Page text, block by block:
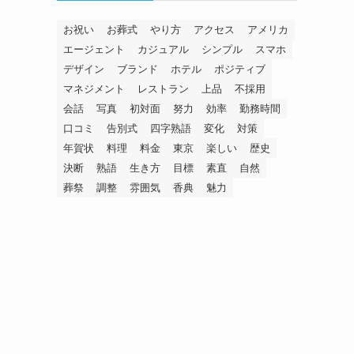
お祝い お葬式 やり方 アクセス
アメリカ
エージェント
カジュアル シンプル
スマホ
デザイン
ブランド ホテル
ポジティブ
マネジメント
レストラン 上品
不採用
会話
写真 初対面 努力 効率
勤務時間
口コミ
告別式 四字熟語 変化
対策
年賀状
料理 料金 東京 楽しい
歴史
決断
熟語 生き方 目標 素直
自然
葬祭
調整 雰囲気 香典 魅力